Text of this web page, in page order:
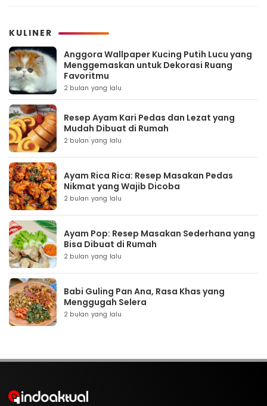
KULINER
Anggora Wallpaper Kucing Putih Lucu yang
Menggemaskan untuk Dekorasi Ruang
Favoritmu
2 bulan yang lalu
Resep Ayam Kari Pedas dan Lezat yang
Mudah Dibuat di Rumah
2 bulan yang lalu
Ayam Rica Rica: Resep Masakan Pedas
Nikmat yang Wajib Dicoba
2 bulan yang lalu
Ayam Pop: Resep Masakan Sederhana yang
Bisa Dibuat di Rumah
2 bulan yang lalu
Babi Guling Pan Ana, Rasa Khas yang
Menggugah Selera
2 bulan yang lalu